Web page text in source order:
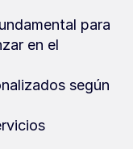
para
en el
según